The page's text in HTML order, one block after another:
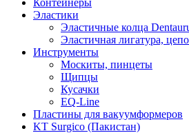
Контейнеры
Эластики
Эластичные колца
Эластичная лигатура,
Инструменты
Москиты, пинцеты
Щипцы
Кусачки
EQ-Line
Пластины для вакуумформеров
KT Surgico (Пакистан)